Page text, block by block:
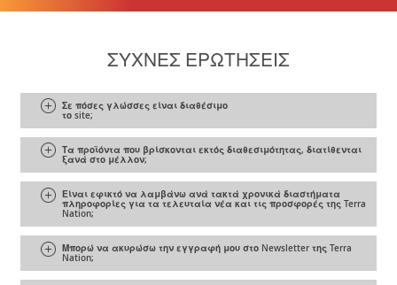
ΣΥΧΝΕΣ ΕΡΩΤΗΣΕΙΣ
Σε πόσες γλώσσες είναι διαθέσιμο
το site;
Τα προϊόντα που βρίσκονται εκτός διαθεσιμότητας, διατίθενται
ξανά στο μέλλον;
Είναι εφικτό να λαμβάνω ανά τακτά χρονικά διαστήματα
πληροφορίες για τα τελευταία νέα και τις προσφορές της Terra
Nation;
Μπορώ να ακυρώσω την εγγραφή μου στο Newsletter της Terra
Nation;